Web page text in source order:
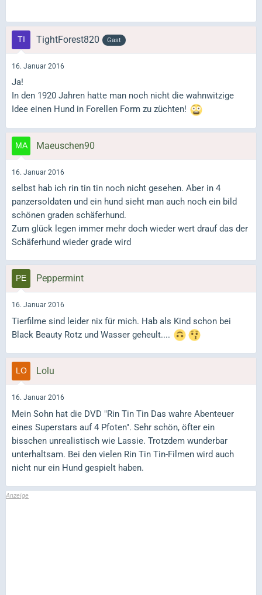
TightForest820 Gast
16. Januar 2016
Ja!
In den 1920 Jahren hatte man noch nicht die wahnwitzige
Idee einen Hund in Forellen Form zu züchten!
Maeuschen90
16. Januar 2016
selbst hab ich rin tin tin noch nicht gesehen. Aber in 4
panzersoldaten und ein hund sieht man auch noch ein bild
schönen graden schäferhund.
Zum glück legen immer mehr doch wieder wert drauf das der
Schäferhund wieder grade wird
Peppermint
16. Januar 2016
Tierfilme sind leider nix für mich. Hab als Kind schon bei
Black Beauty Rotz und Wasser geheult....
Lolu
16. Januar 2016
Mein Sohn hat die DVD "Rin Tin Tin Das wahre Abenteuer
eines Superstars auf 4 Pfoten". Sehr schön, öfter ein
bisschen unrealistisch wie Lassie. Trotzdem wunderbar
unterhaltsam. Bei den vielen Rin Tin Tin-Filmen wird auch
nicht nur ein Hund gespielt haben.